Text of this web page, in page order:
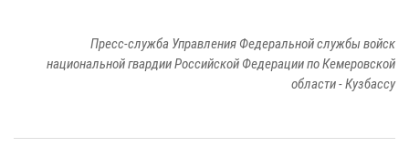
Пресс-служба Управления Федеральной службы войск
национальной гвардии Российской Федерации по Кемеровской
области - Кузбассу